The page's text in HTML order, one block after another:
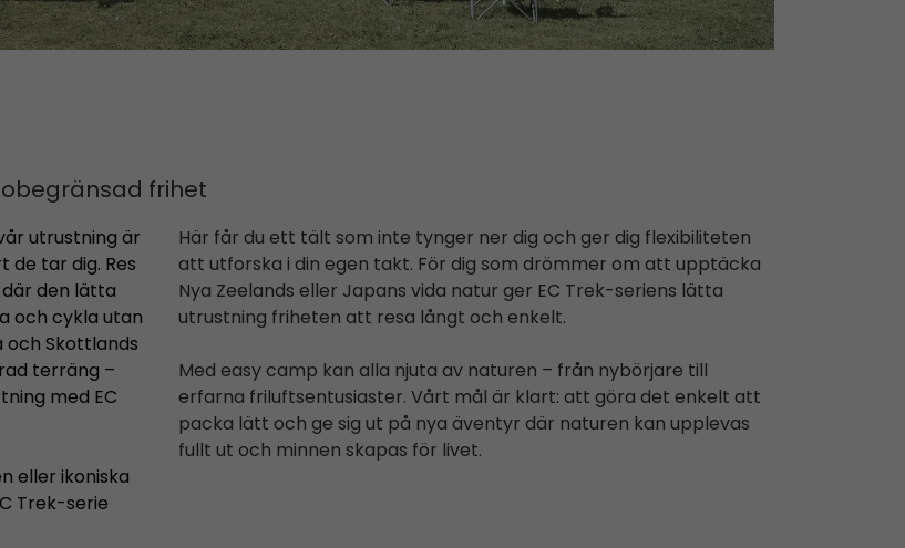
frihet
utrustning är
tar dig. Res
den lätta
och cykla utan
och Skottlands
terräng –
med EC
eller ikoniska
Trek-serie
Här får du ett tält som inte tynger ner dig och ger dig flexibiliteten
att utforska i din egen takt. För dig som drömmer om att upptäcka
Nya Zeelands eller Japans vida natur ger EC Trek-seriens lätta
utrustning friheten att resa långt och enkelt.
Med easy camp kan alla njuta av naturen – från nybörjare till
erfarna friluftsentusiaster. Vårt mål är klart: att göra det enkelt att
packa lätt och ge sig ut på nya äventyr där naturen kan upplevas
fullt ut och minnen skapas för livet.